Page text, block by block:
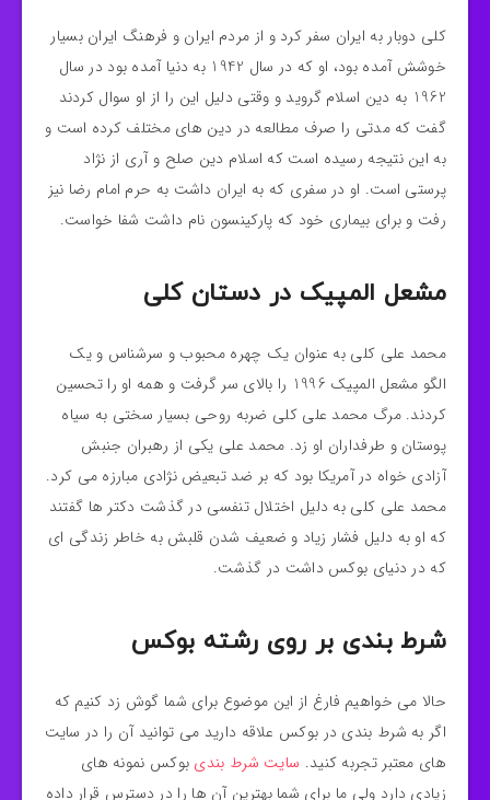
کلی دوبار به ایران سفر کرد و از مردم ایران و فرهنگ ایران بسیار
خوشش آمده بود، او که در سال 1942 به دنیا آمده بود در سال
1962 به دین اسلام گروید و وقتی دلیل این را از او سوال کردند
گفت که مدتی را صرف مطالعه در دین های مختلف کرده است و
به این نتیجه رسیده است که اسلام دین صلح و آری از نژاد
پرستی است. او در سفری که به ایران داشت به حرم امام رضا نیز
رفت و برای بیماری خود که پارکینسون نام داشت شفا خواست.
مشعل المپیک در دستان کلی
محمد علی کلی به عنوان یک چهره محبوب و سرشناس و یک
الگو مشعل المپیک 1996 را بالای سر گرفت و همه او را تحسین
کردند. مرگ محمد علی کلی ضربه روحی بسیار سختی به سیاه
پوستان و طرفداران او زد. محمد علی یکی از رهبران جنبش
آزادی خواه در آمریکا بود که بر ضد تبعیض نژادی مبارزه می کرد.
محمد علی کلی به دلیل اختلال تنفسی در گذشت دکتر ها گفتند
که او به دلیل فشار زیاد و ضعیف شدن قلبش به خاطر زندگی ای
که در دنیای بوکس داشت در گذشت.
شرط بندی بر روی رشته بوکس
حالا می خواهیم فارغ از این موضوع برای شما گوش زد کنیم که
اگر به شرط بندی در بوکس علاقه دارید می توانید آن را در سایت
های معتبر تجربه کنید. سایت شرط بندی بوکس نمونه های
زیادی دارد ولی ما برای شما بهترین آن ها را در دسترس قرار داده